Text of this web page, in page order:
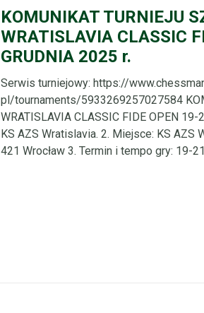
KOMUNIKAT TURNIEJU
WRATISLAVIA CLASSIC
GRUDNIA 2025 r.
Serwis turniejowy: https://
pl/tournaments/5933269257027584
WRATISLAVIA CLASSIC FIDE OPEN
KS AZS Wratislavia. 2. Miejsce: KS AZS
421 Wrocław 3. Termin i tempo gry: 19-